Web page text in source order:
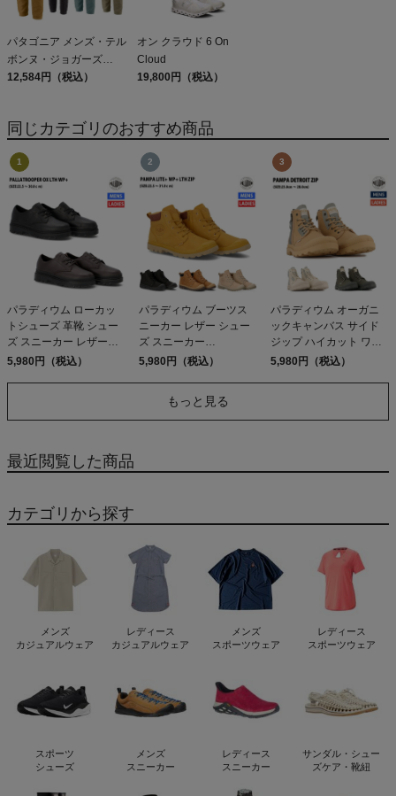
パタゴニア メンズ・テル
ボンヌ・ジョガーズ
PATAGONIA MS
12,584円（税込）
オン クラウド 6 On
Cloud
19,800円（税込）
同じカテゴリのおすすめ商品
パラディウム ローカッ
トシューズ 革靴 シュー
ズ スニーカー レザーシ
ューズ PALLADIUM
5,980円（税込）
パラディウム ブーツス
ニーカー レザー シュー
ズ スニーカー
PALLADIUM PAMPA
5,980円（税込）
パラディウム オーガニ
ックキャンバス サイド
ジップ ハイカット ワー
クブーツ シューズ スニ
トレット セール
5,980円（税込）
もっと見る
最近閲覧した商品
カテゴリから探す
メンズ
カジュアルウェア
レディース
カジュアルウェア
メンズ
スポーツウェア
レディース
スポーツウェア
スポーツ
シューズ
メンズ
スニーカー
レディース
スニーカー
サンダル・シュー
ズケア・靴紐